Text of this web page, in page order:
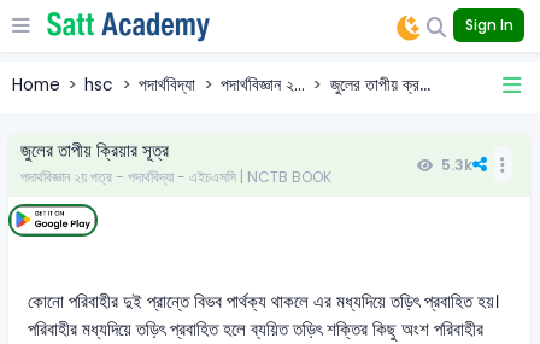
Sign In
Home hsc পদার্থবিদ্যা পদার্থবিজ্ঞান ২... জুলের তাপীয় ক্র...
জুলের তাপীয় ক্রিয়ার সূত্র
পদার্থবিজ্ঞান ২য় পত্র - পদার্থবিদ্যা - এইচএসসি | NCTB BOOK
5.3k
কোনো পরিবাহীর দুই প্রান্তে বিভব পার্থক্য থাকলে এর মধ্যদিয়ে তড়িৎ প্রবাহিত হয়।
পরিবাহীর মধ্যদিয়ে তড়িৎ প্রবাহিত হলে ব্যয়িত তড়িৎ শক্তির কিছু অংশ পরিবাহীর